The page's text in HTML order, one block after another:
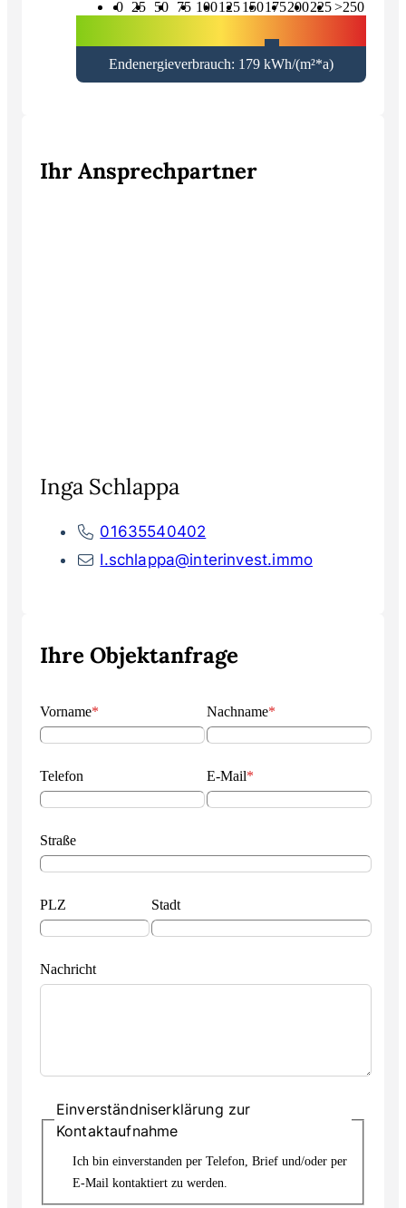
0 25 50 75 100125150175200225>250
Endenergieverbrauch: 179 kWh/(m²*a)
Ihr Ansprechpartner
Inga Schlappa
01635540402
I.schlappa@interinvest.immo
Ihre Objektanfrage
Vorname* Nachname*
Telefon E-Mail*
Straße
PLZ Stadt
Nachricht
Einverständniserklärung zur
Kontaktaufnahme
Ich bin einverstanden per Telefon, Brief und/oder per
E-Mail kontaktiert zu werden.